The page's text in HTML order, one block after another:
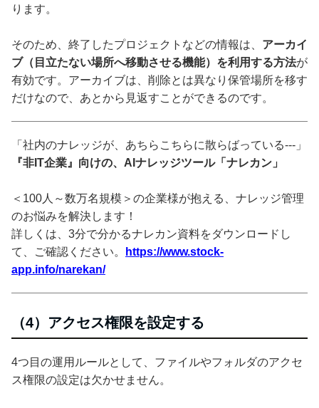
ります。
そのため、終了したプロジェクトなどの情報は、 アーカイ
ブ（目立たない場所へ移動させる機能）を利用する方法が
有効です。アーカイブは、削除とは異なり保管場所を移す
だけなので、あとから見返すことができるのです。
「社内のナレッジが、あちらこちらに散らばっている---」
『非IT企業』向けの、AIナレッジツール「ナレカン」
＜100人～数万名規模＞の企業様が抱える、ナレッジ管理
のお悩みを解決します！
詳しくは、3分で分かるナレカン資料をダウンロードし
て、ご確認ください。
https://www.stock-
app.info/narekan/
（4）アクセス権限を設定する
4つ目の運用ルールとして、ファイルやフォルダのアクセ
ス権限の設定は欠かせません。